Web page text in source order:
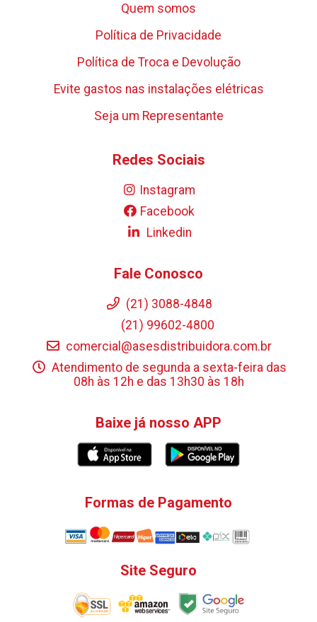
Quem somos
Política de Privacidade
Política de Troca e Devolução
Evite gastos nas instalações elétricas
Seja um Representante
Redes Sociais
Instagram
Facebook
Linkedin
Fale Conosco
(21) 3088-4848
(21) 99602-4800
comercial@asesdistribuidora.com.br
Atendimento de segunda a sexta-feira das
08h às 12h e das 13h30 às 18h
Baixe já nosso APP
Formas de Pagamento
Site Seguro